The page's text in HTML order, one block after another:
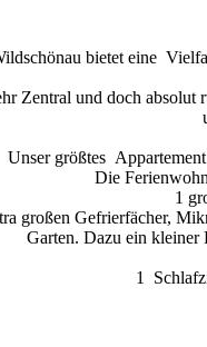
bietet eine
Zentral und doch absolut
Unser größtes
Die
1
großen Gefrierfächer,
Garten. Dazu ein kleiner
1